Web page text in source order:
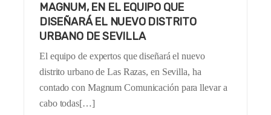
MAGNUM, EN EL EQUIPO QUE
DISEÑARÁ EL NUEVO DISTRITO
URBANO DE SEVILLA
El equipo de expertos que diseñará el nuevo
distrito urbano de Las Razas, en Sevilla, ha
contado con Magnum Comunicación para llevar a
cabo todas[…]